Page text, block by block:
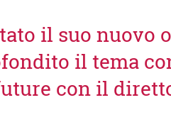
il suo nuovo
il tema
con il